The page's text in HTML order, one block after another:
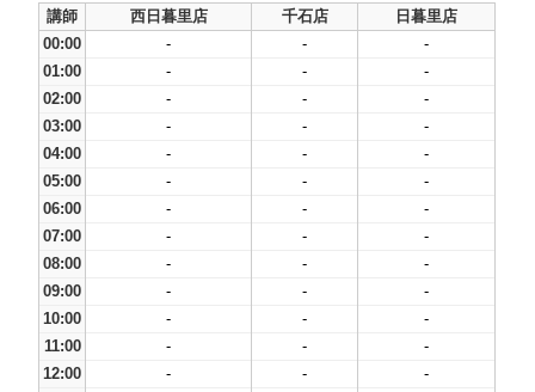
講師
西日暮里店 千石店
日暮里店
00:00
- -
-
01:00
- -
-
02:00
- -
-
03:00
- -
-
04:00
- -
-
05:00
- -
-
06:00
- -
-
07:00
- -
-
08:00
- -
-
09:00
- -
-
10:00
- -
-
11:00
- -
-
12:00
- -
-